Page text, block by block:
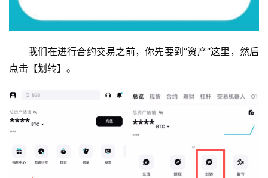
我们在进行合约交易之前，你先要到“资产”这里，然后
点击【划转】。